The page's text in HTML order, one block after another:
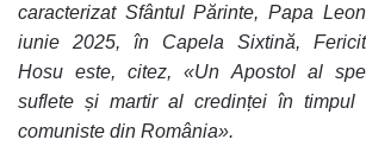
caracterizat Sfântul Părinte, Papa
iunie 2025, în Capela Sixtină,
Hosu este, citez, «Un Apostol al
suflete și martir al credinței în timpul
comuniste din România».